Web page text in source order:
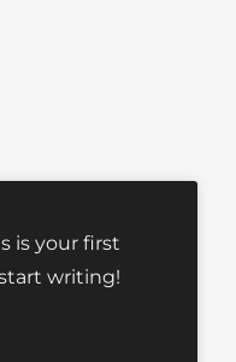
is your first
writing!